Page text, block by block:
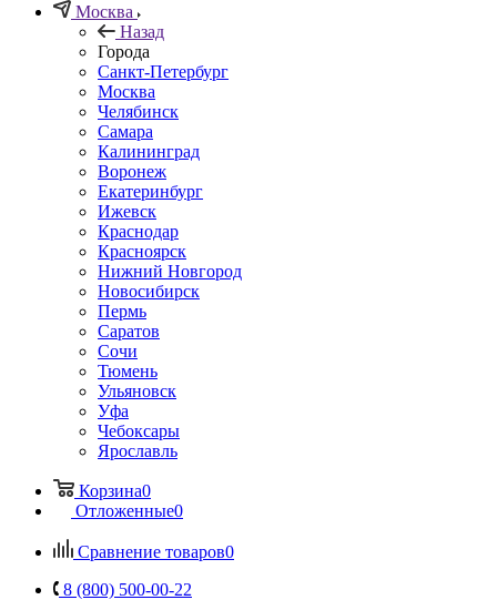
Москва
Назад
Города
Санкт-Петербург
Москва
Челябинск
Самара
Калининград
Воронеж
Екатеринбург
Ижевск
Краснодар
Красноярск
Нижний Новгород
Новосибирск
Пермь
Саратов
Сочи
Тюмень
Ульяновск
Уфа
Чебоксары
Ярославль
Корзина0
Отложенные0
Сравнение товаров0
8 (800) 500-00-22